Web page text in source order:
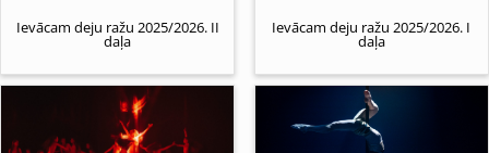
Ievācam deju ražu 2025/2026. II
daļa
Ievācam deju ražu 2025/2026. I
daļa